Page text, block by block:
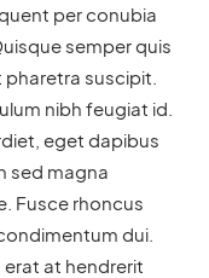
per conubia
semper quis
suscipit.
nibh feugiat id.
eget dapibus
sed magna
Fusce rhoncus
dui.
erat at hendrerit